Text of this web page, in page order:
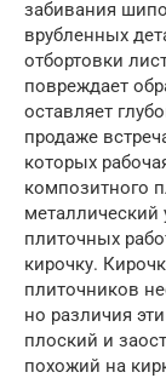
забивания
врубленных
отбортовки
повреждает
оставляет
продаже
которых
композитного
металлический
плиточных
кирочку.
плиточников
но различия
плоский и
похожий на